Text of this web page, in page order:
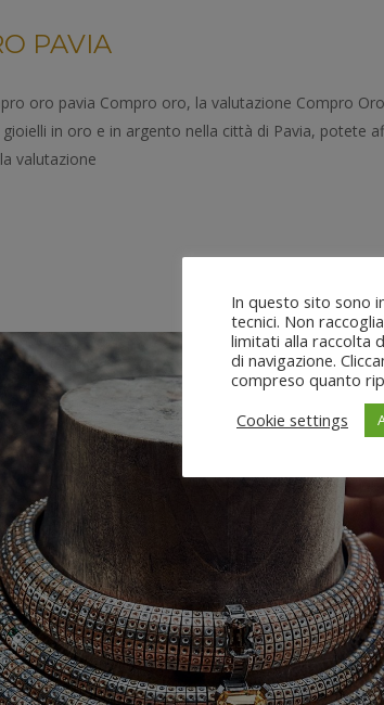
PAVIA
oro pavia Compro oro, la valutazione Compro
in oro e in argento nella città di Pavia, potete
valutazione
In questo sito sono
tecnici. Non
limitati alla raccolta
di navigazione.
compreso quanto
Cookie settings